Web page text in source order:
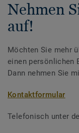
Nehmen
auf!
Möchten Sie mehr
einen persönlichen
Dann nehmen Sie
Kontaktformular
Telefonisch unter